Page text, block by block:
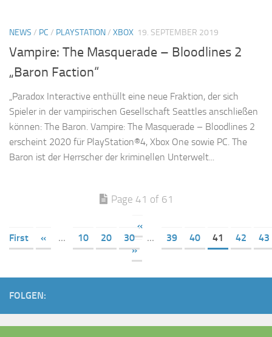
NEWS / PC / PLAYSTATION/ XBOX 19. SEPTEMBER 2019
Vampire: The Masquerade – Bloodlines 2
„Baron Faction“
„Paradox Interactive enthüllt eine neue Fraktion, der sich
Spieler in der vampirischen Gesellschaft Seattles anschließen
können: The Baron. Vampire: The Masquerade – Bloodlines 2
erscheint 2020 für PlayStation®4, Xbox One sowie PC. The
Baron ist der Herrscher der kriminellen Unterwelt...
Page 41 of 61
«
First
« ... 10 20 30 ... 39 40 41 42
43
»
FOLGEN: